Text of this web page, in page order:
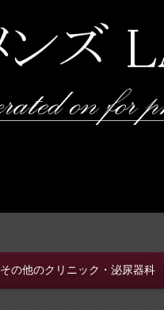
その他のクリニック・泌尿器科